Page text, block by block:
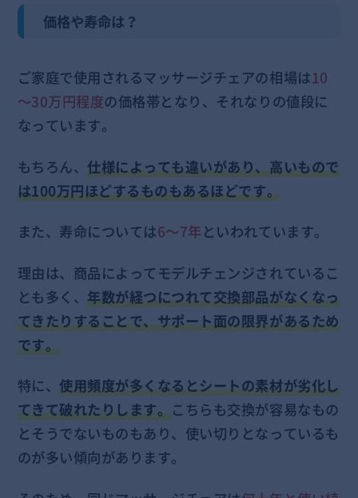
価格や寿命は？
ご家庭で使用されるマッサージチェアの相場は10
～30万円程度の価格帯となり、それなりの値段に
なっています。
もちろん、仕様によっても違いがあり、高いもので
は100万円ほどするものもあるほどです。
また、寿命については6～7年といわれています。
理由は、商品によってモデルチェンジされているこ
とも多く、年数が経つにつれて交換部品がなくなっ
てきたりすることで、サポート面の限界があるため
です。
特に、使用頻度が多くなるとシートの素材が劣化し
てきて破れたりします。こちらも交換が容易なもの
とそうでないものもあり、使い切りとなっているも
のが多い傾向があります。